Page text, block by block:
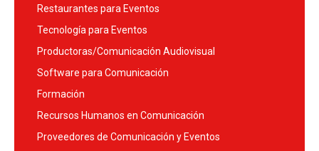
Restaurantes para Eventos
Tecnología para Eventos
Productoras/Comunicación Audiovisual
Software para Comunicación
Formación
Recursos Humanos en Comunicación
Proveedores de Comunicación y Eventos